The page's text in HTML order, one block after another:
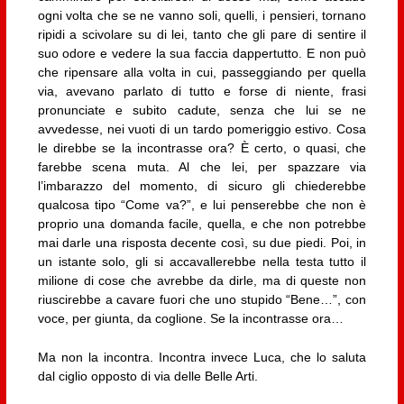
ogni volta che se ne vanno soli, quelli, i pensieri, tornano
ripidi a scivolare su di lei, tanto che gli pare di sentire il
suo odore e vedere la sua faccia dappertutto. E non può
che ripensare alla volta in cui, passeggiando per quella
via, avevano parlato di tutto e forse di niente, frasi
pronunciate e subito cadute, senza che lui se ne
avvedesse, nei vuoti di un tardo pomeriggio estivo. Cosa
le direbbe se la incontrasse ora? È certo, o quasi, che
farebbe scena muta. Al che lei, per spazzare via
l’imbarazzo del momento, di sicuro gli chiederebbe
qualcosa tipo “Come va?”, e lui penserebbe che non è
proprio una domanda facile, quella, e che non potrebbe
mai darle una risposta decente così, su due piedi. Poi, in
un istante solo, gli si accavallerebbe nella testa tutto il
milione di cose che avrebbe da dirle, ma di queste non
riuscirebbe a cavare fuori che uno stupido “Bene…”, con
voce, per giunta, da coglione. Se la incontrasse ora…
Ma non la incontra. Incontra invece Luca, che lo saluta
dal ciglio opposto di via delle Belle Arti.